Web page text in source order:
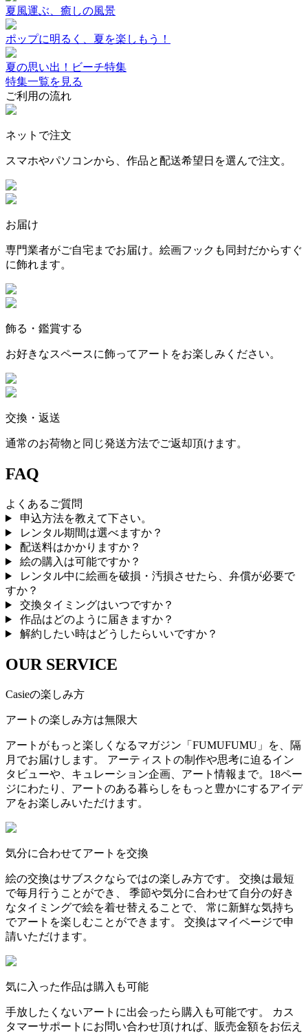
夏風運ぶ、癒しの風景
ポップに明るく、夏を楽しもう！
夏の思い出！ビーチ特集
特集一覧を見る
ご利用の流れ
ネットで注文
スマホやパソコンから、作品と配送希望日を選んで注文。
お届け
専門業者がご自宅までお届け。絵画フックも同封だからすぐ
に飾れます。
飾る・鑑賞する
お好きなスペースに飾ってアートをお楽しみください。
交換・返送
通常のお荷物と同じ発送方法でご返却頂けます。
FAQ
よくあるご質問
申込方法を教えて下さい。
レンタル期間は選べますか？
配送料はかかりますか？
絵の購入は可能ですか？
レンタル中に絵画を破損・汚損させたら、弁償が必要で
すか？
交換タイミングはいつですか？
作品はどのように届きますか？
解約したい時はどうしたらいいですか？
OUR SERVICE
Casieの楽しみ方
アートの楽しみ方は無限大
アートがもっと楽しくなるマガジン「FUMUFUMU」を、隔
月でお届けします。 アーティストの制作や思考に迫るイン
タビューや、キュレーション企画、アート情報まで。18ペー
ジにわたり、アートのある暮らしをもっと豊かにするアイデ
アをお楽しみいただけます。
気分に合わせてアートを交換
絵の交換はサブスクならではの楽しみ方です。 交換は最短
で毎月行うことができ、 季節や気分に合わせて自分の好き
なタイミングで絵を着せ替えることで、 常に新鮮な気持ち
でアートを楽しむことができます。 交換はマイページで申
請いただけます。
気に入った作品は購入も可能
手放したくないアートに出会ったら購入も可能です。 カス
タマーサポートにお問い合わせ頂ければ、販売金額をお伝え